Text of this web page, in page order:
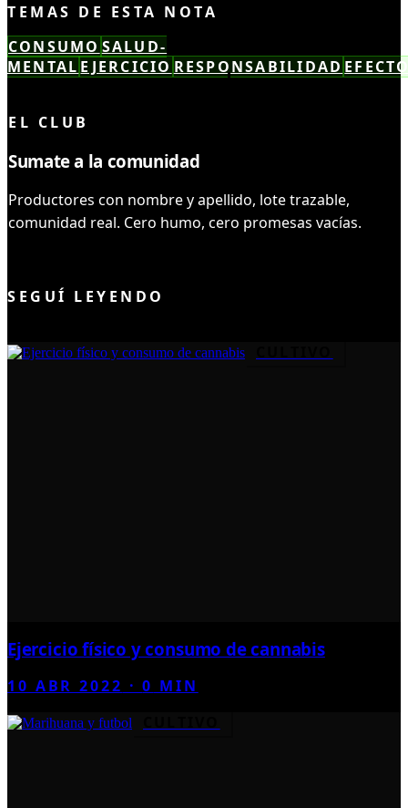
TEMAS DE ESTA NOTA
CONSUMO SALUD-
MENTAL EJERCICIO RESPONSABILIDAD
EL CLUB
Sumate a la comunidad
Productores con nombre y apellido, lote trazable,
comunidad real. Cero humo, cero promesas vacías.
SEGUÍ LEYENDO
Ejercicio físico y consumo de cannabis
10 ABR 2022 ·0 MIN